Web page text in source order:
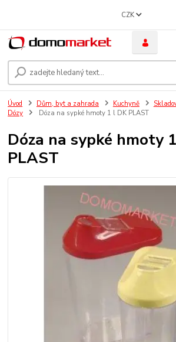
CZK
Úvod Dům, byt a zahrada Kuchyně
Dózy
Dóza na sypké hmoty 1 l DK PLAST
Dóza na sypké hmoty
PLAST